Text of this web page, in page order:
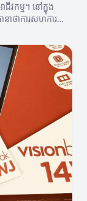
វកម្ម។ នៅក្នុង
ាថាការសហការនេះ